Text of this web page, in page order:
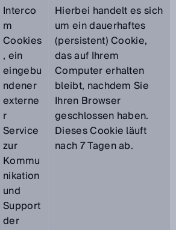
Interco
m
Cookies
, ein
eingebu
ndener
externe
r
Service
zur
Kommu
nikation
und
Support
der
Hierbei handelt es sich
um ein dauerhaftes
(persistent) Cookie,
das auf Ihrem
Computer erhalten
bleibt, nachdem Sie
Ihren Browser
geschlossen haben.
Dieses Cookie läuft
nach 7 Tagen ab.